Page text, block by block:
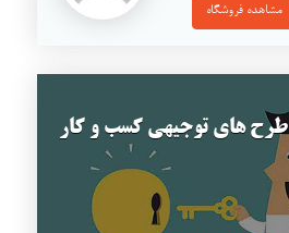
مشاهده فروشگاه
طرح هاي توجيهي كسب و كار